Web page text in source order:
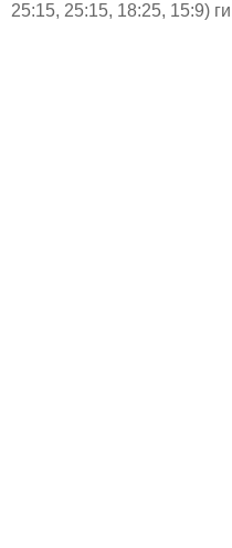
25:15, 25:15, 18:25, 15:9)